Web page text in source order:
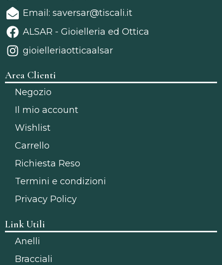
Email: saversar@tiscali.it
ALSAR - Gioielleria ed Ottica
gioielleriaotticaalsar
Area Clienti
Negozio
Il mio account
Wishlist
Carrello
Richiesta Reso
Termini e condizioni
Privacy Policy
Link Utili
Anelli
Bracciali